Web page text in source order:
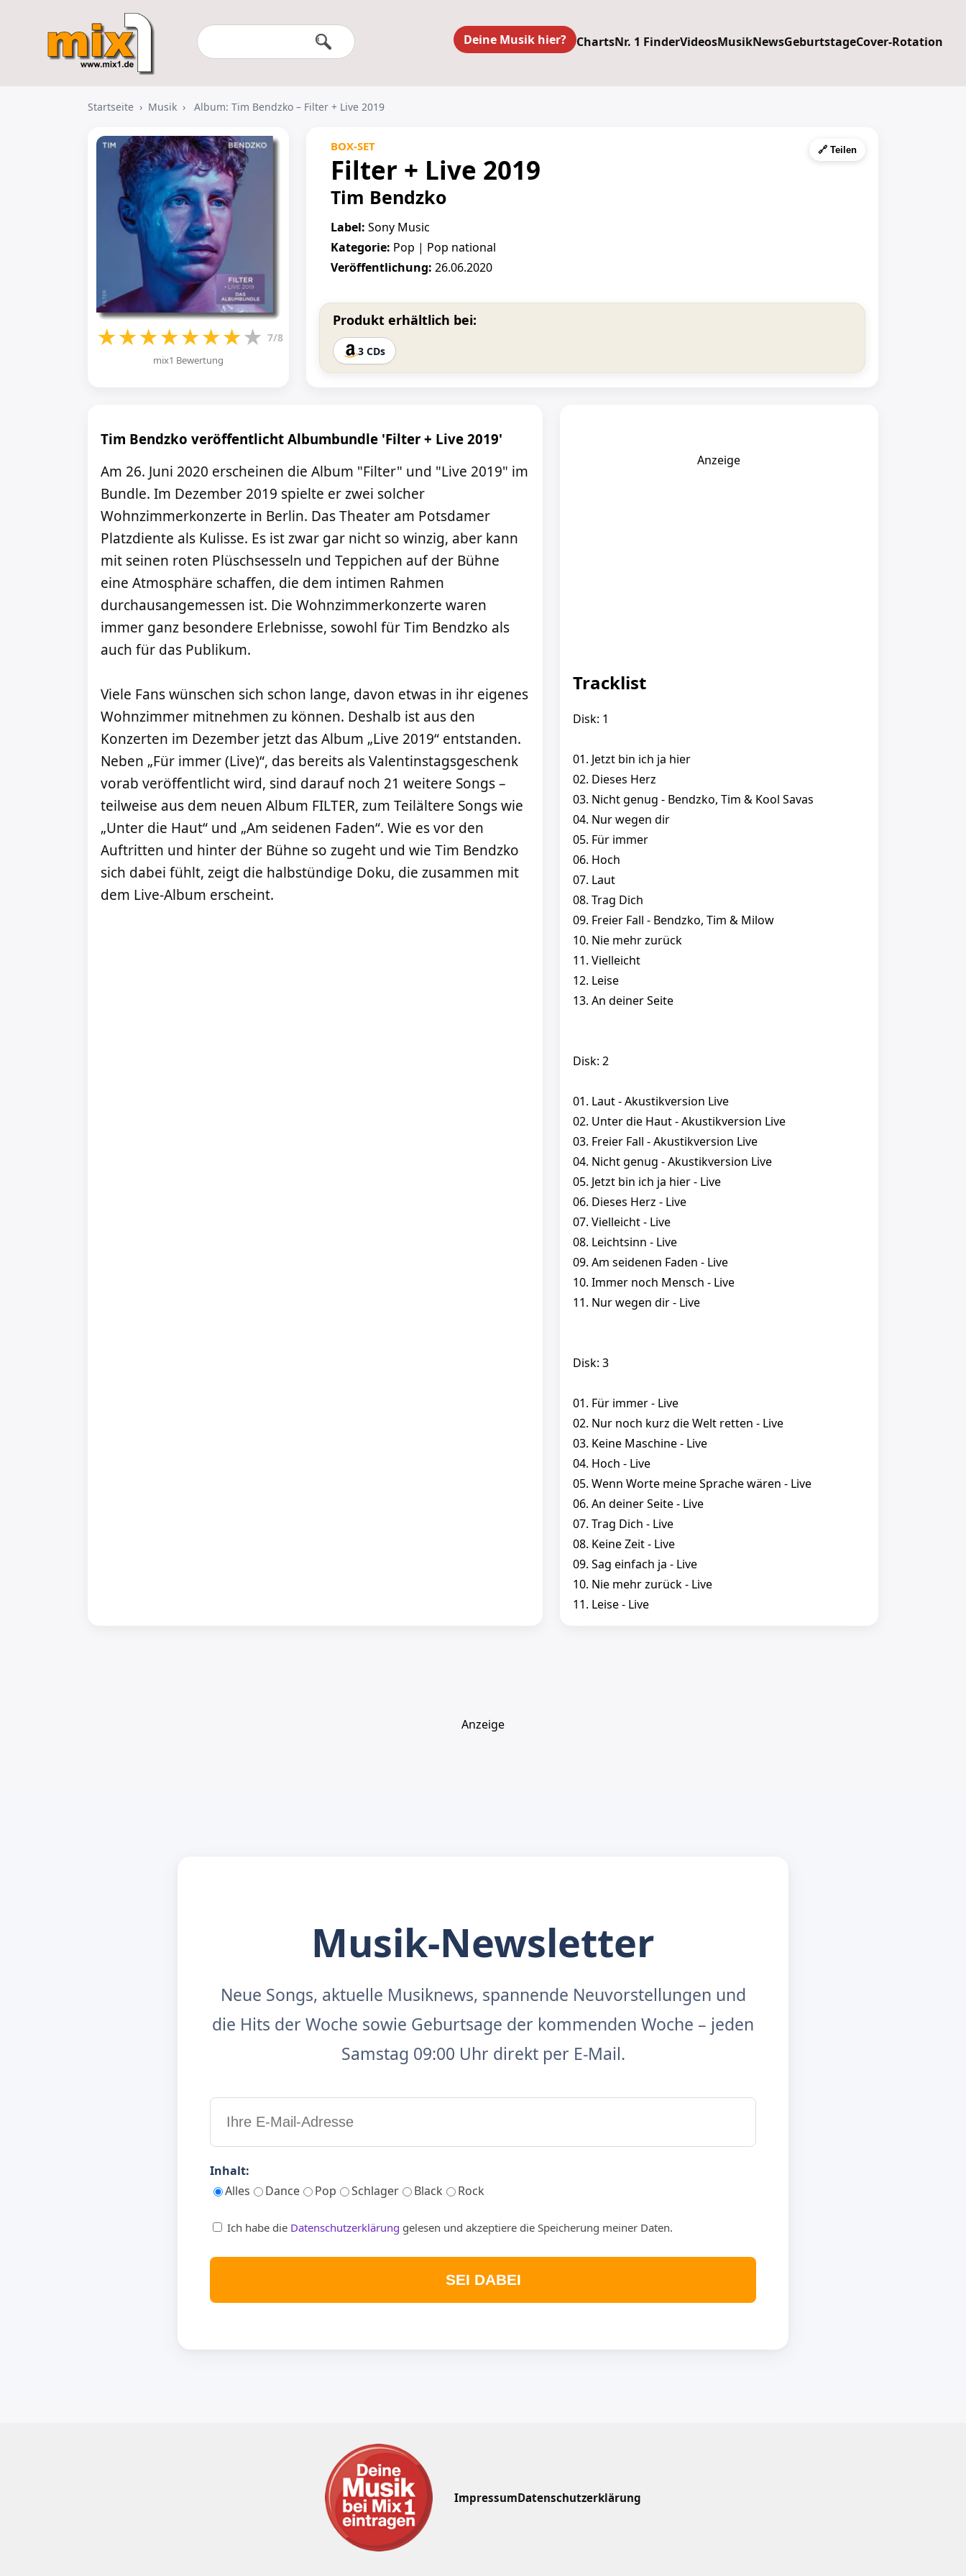
Deine Musik hier? ChartsNr. 1 FinderVideosMusikNewsGeburtstageCover-Rotation
Startseite › Musik › Album: Tim Bendzko – Filter + Live 2019
★★★★★★★★ 7/8
mix1 Bewertung
🔗 Teilen
BOX-SET
Filter + Live 2019
Tim Bendzko
Label: Sony Music
Kategorie: Pop | Pop national
Veröffentlichung: 26.06.2020
Produkt erhältlich bei:
3 CDs
Tim Bendzko veröffentlicht Albumbundle 'Filter + Live 2019'
Am 26. Juni 2020 erscheinen die Album "Filter" und "Live 2019" im
Bundle. Im Dezember 2019 spielte er zwei solcher
Wohnzimmerkonzerte in Berlin. Das Theater am Potsdamer
Platzdiente als Kulisse. Es ist zwar gar nicht so winzig, aber kann
mit seinen roten Plüschsesseln und Teppichen auf der Bühne
eine Atmosphäre schaffen, die dem intimen Rahmen
durchausangemessen ist. Die Wohnzimmerkonzerte waren
immer ganz besondere Erlebnisse, sowohl für Tim Bendzko als
auch für das Publikum.
Viele Fans wünschen sich schon lange, davon etwas in ihr eigenes
Wohnzimmer mitnehmen zu können. Deshalb ist aus den
Konzerten im Dezember jetzt das Album „Live 2019“ entstanden.
Neben „Für immer (Live)“, das bereits als Valentinstagsgeschenk
vorab veröffentlicht wird, sind darauf noch 21 weitere Songs –
teilweise aus dem neuen Album FILTER, zum Teilältere Songs wie
„Unter die Haut“ und „Am seidenen Faden“. Wie es vor den
Auftritten und hinter der Bühne so zugeht und wie Tim Bendzko
sich dabei fühlt, zeigt die halbstündige Doku, die zusammen mit
dem Live-Album erscheint.
Anzeige
Tracklist
Disk: 1
01. Jetzt bin ich ja hier
02. Dieses Herz
03. Nicht genug - Bendzko, Tim & Kool Savas
04. Nur wegen dir
05. Für immer
06. Hoch
07. Laut
08. Trag Dich
09. Freier Fall - Bendzko, Tim & Milow
10. Nie mehr zurück
11. Vielleicht
12. Leise
13. An deiner Seite
Disk: 2
01. Laut - Akustikversion Live
02. Unter die Haut - Akustikversion Live
03. Freier Fall - Akustikversion Live
04. Nicht genug - Akustikversion Live
05. Jetzt bin ich ja hier - Live
06. Dieses Herz - Live
07. Vielleicht - Live
08. Leichtsinn - Live
09. Am seidenen Faden - Live
10. Immer noch Mensch - Live
11. Nur wegen dir - Live
Disk: 3
01. Für immer - Live
02. Nur noch kurz die Welt retten - Live
03. Keine Maschine - Live
04. Hoch - Live
05. Wenn Worte meine Sprache wären - Live
06. An deiner Seite - Live
07. Trag Dich - Live
08. Keine Zeit - Live
09. Sag einfach ja - Live
10. Nie mehr zurück - Live
11. Leise - Live
Anzeige
Musik-Newsletter
Neue Songs, aktuelle Musiknews, spannende Neuvorstellungen und
die Hits der Woche sowie Geburtsage der kommenden Woche – jeden
Samstag 09:00 Uhr direkt per E-Mail.
Inhalt:
Alles
Dance Pop Schlager Black Rock
Ich habe die Datenschutzerklärung gelesen und akzeptiere die Speicherung meiner Daten.
SEI DABEI
ImpressumDatenschutzerklärung